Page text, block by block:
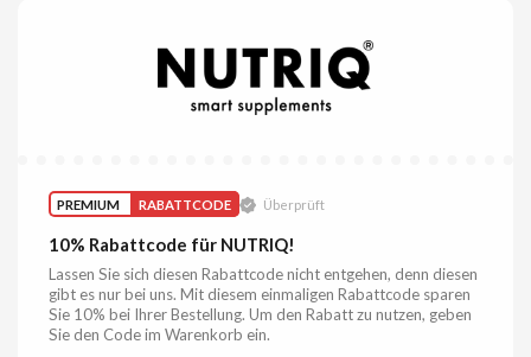
PREMIUM RABATTCODE Überprüft
10% Rabattcode für NUTRIQ!
Lassen Sie sich diesen Rabattcode nicht entgehen, denn diesen
gibt es nur bei uns. Mit diesem einmaligen Rabattcode sparen
Sie 10% bei Ihrer Bestellung. Um den Rabatt zu nutzen, geben
Sie den Code im Warenkorb ein.